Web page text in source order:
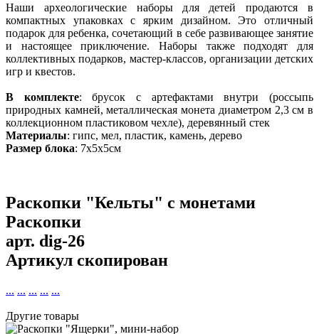
Наши археологические наборы для детей продаются в
компактных упаковках с ярким дизайном. Это отличный
подарок для ребенка, сочетающий в себе развивающее занятие
и настоящее приключение. Наборы также подходят для
коллективных подарков, мастер-классов, организации детских
игр и квестов.
В комплекте: брусок с артефактами внутри (россыпь
природных камней, металлическая монета диаметром 2,3 см в
коллекционном пластиковом чехле), деревянный стек
Материалы: гипс, мел, пластик, камень, дерево
Размер блока: 7х5х5см
Раскопки "Кельты" с монетами
Раскопки
арт. dig-26
Артикул скопирован
... ... ... ... ...
Другие товары